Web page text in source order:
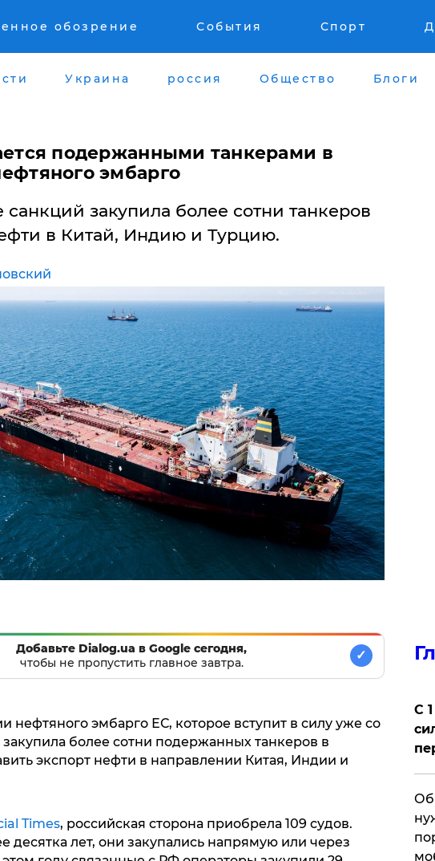
обозрение События Спорт
Украина россия Общество Блоги
подержанными танкерами в
эмбарго
закупила более сотни танкеров
в Китай, Индию и Турцию.
Добавьте Dialog.ua в Google сегодня,
чтобы не пропустить главное завтра.
✓
нефтяного эмбарго ЕС, которое вступит в силу уже со
более сотни подержанных танкеров в
экспорт нефти в направлении Китая, Индии и
Times, российская сторона приобрела 109 судов.
десятка лет, они закупались напрямую или через
С